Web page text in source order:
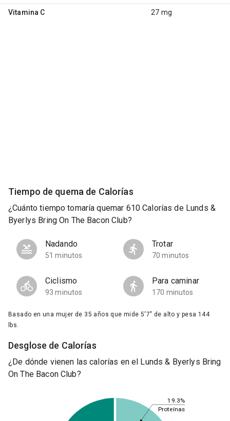
Vitamina C 27 mg
Tiempo de quema de Calorías
¿Cuánto tiempo tomaría quemar 610 Calorías de Lunds &
Byerlys Bring On The Bacon Club?
Nadando
51 minutos
Trotar
70 minutos
Ciclismo
93 minutos
Para caminar
170 minutos
Basado en una mujer de 35 años que mide 5'7" de alto y pesa 144
lbs.
Desglose de Calorías
¿De dónde vienen las calorías en el Lunds & Byerlys Bring
On The Bacon Club?
19.3%
Proteínas